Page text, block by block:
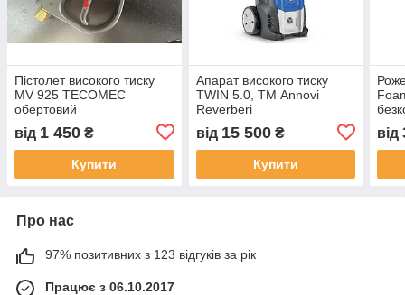
Пістолет високого тиску
MV 925 TECOMEC
обертовий
від 1 450 ₴
Купити
Апарат високого тиску
TWIN 5.0, ТМ Annovi
Reverberi
від 15 500₴
Купити
від
Про нас
97% позитивних з 123 відгуків за рік
Працює з 06.10.2017